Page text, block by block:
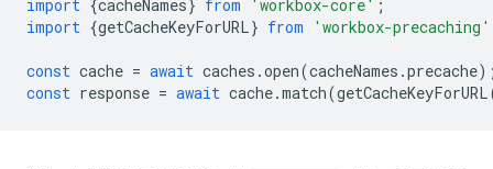
import {cacheNames} from 'workbox-core' ;
import {getCacheKeyForURL} from 'workbox-precaching'
const cache = await caches .open(cacheNames .precache
const response = await cache.match(getCacheKeyForURL